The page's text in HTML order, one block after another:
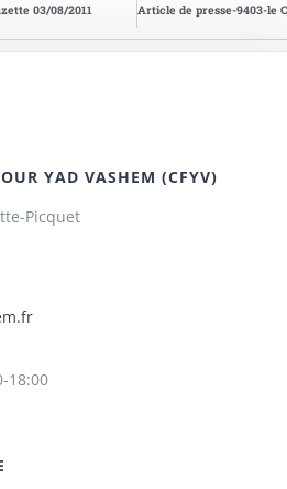
03/08/2011
YAD VASHEM (CFYV)
Picquet
18:00